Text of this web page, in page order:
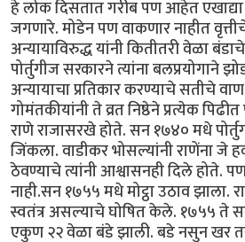
हे लोक दिसतात गरीब पण आहेत एखाद्या
जगणारे. मोडेन पण वाकणार नाहीत
अन्यायाविरुद्ध यांनी कितीतरी वेळा
पोर्तुगीज सरकारने त्यांना
अन्यायाचा प्रतिकार करण्याचे सतीचे
गोमंतकीयांनी ते व्रत निष्ठेने प्रत्येक
राणे राजासरखे होते. सन १७४० मधे
जिंकला. वाडीकर भोसल्यांनी राणेंना जे
ठेवण्याचे त्यांनी आश्वासनही दिले होते.
नाही.सन १७५५ मधे मोट्ठा उठाव
स्वतंत्र असल्याचे घोषित केले. १७५५ ते
एकुण २२ वेळा बंडे झाली. बडे नसुन खर